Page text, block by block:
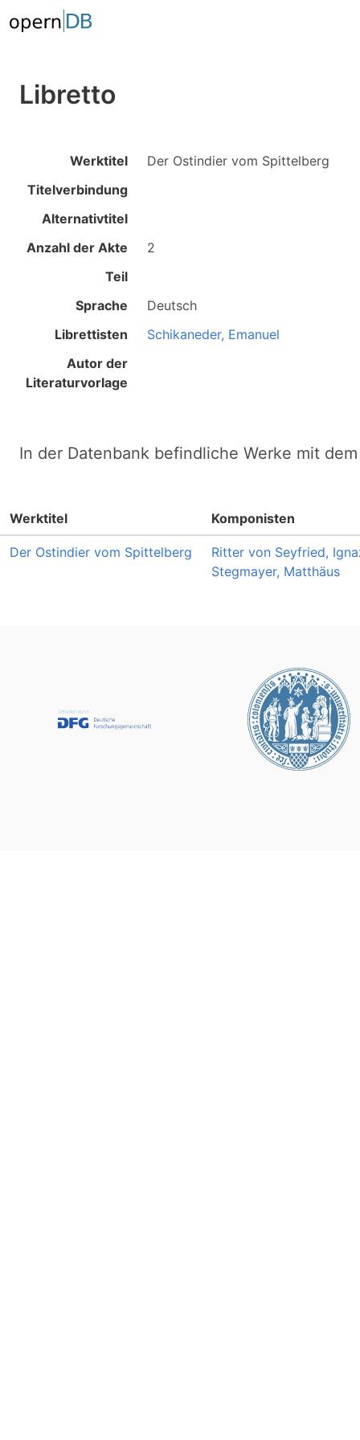
Libretto
Werktitel
Der Ostindier vom Spittelberg
Titelverbindung
Alternativtitel
Anzahl der Akte
2
Teil
Sprache
Deutsch
Librettisten
Schikaneder, Emanuel
Autor der
Literaturvorlage
In der Datenbank befindliche Werke mit
Werktitel Komponisten
Der Ostindier vom Spittelberg
Ritter von Seyfried,
Stegmayer, Matthäus